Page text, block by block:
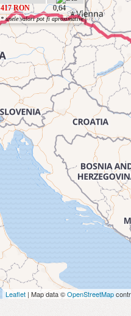
417 RON 0,64
* unele valori pot fi aproximative